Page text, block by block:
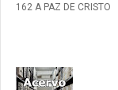
162 A PAZ DE CRISTO